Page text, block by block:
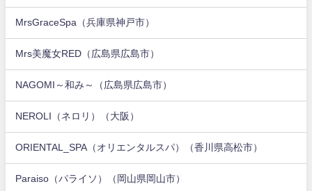
MrsGraceSpa（兵庫県神戸市）
Mrs美魔女RED（広島県広島市）
NAGOMI～和み～（広島県広島市）
NEROLI（ネロリ）（大阪）
ORIENTAL_SPA（オリエンタルスパ）（香川県高松市）
Paraiso（パライソ）（岡山県岡山市）